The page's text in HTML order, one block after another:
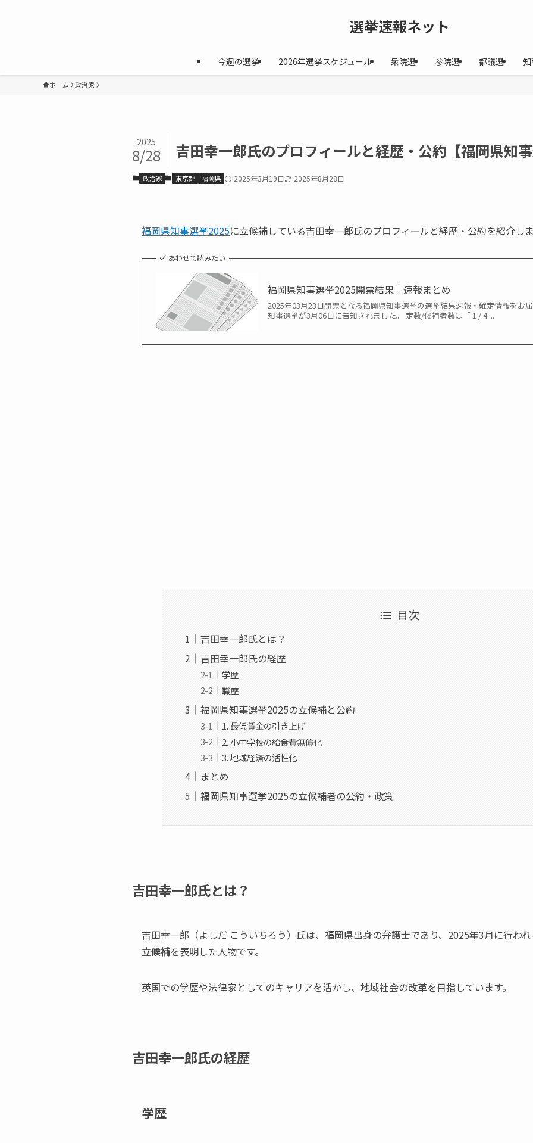
選挙速報ネット
今週の選挙 2026年選挙スケジュール 衆院選 参院選 都議選
ホーム 政治家
吉田幸一郎氏のプロフィールと経歴・公約【福岡県知事
2025
8/28
政治家 東京都 福岡県 2025年3月19日 2025年8月28日
福岡県知事選挙2025に立候補している吉田幸一郎氏のプロフィールと経歴・公約を紹介しま
あわせて読みたい
福岡県知事選挙2025開票結果｜速報まとめ
2025年03月23日開票となる福岡県知事選挙の選挙結果速報・確定情報をお
知事選挙が3月06日に告知されました。 定数/候補者数は「 1 / 4 ...
目次
吉田幸一郎氏とは？
吉田幸一郎氏の経歴
学歴
職歴
福岡県知事選挙2025の立候補と公約
1. 最低賃金の引き上げ
2. 小中学校の給食費無償化
3. 地域経済の活性化
まとめ
福岡県知事選挙2025の立候補者の公約・政策
吉田幸一郎氏とは？
吉田幸一郎（よしだ こういちろう）氏は、福岡県出身の弁護士であり、2025年3月に行われ
立候補を表明した人物です。
英国での学歴や法律家としてのキャリアを活かし、地域社会の改革を目指しています。
吉田幸一郎氏の経歴
学歴